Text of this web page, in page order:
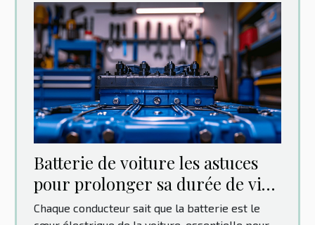
Batterie de voiture les astuces
pour prolonger sa durée de vie
et éviter les pannes
Chaque conducteur sait que la batterie est le